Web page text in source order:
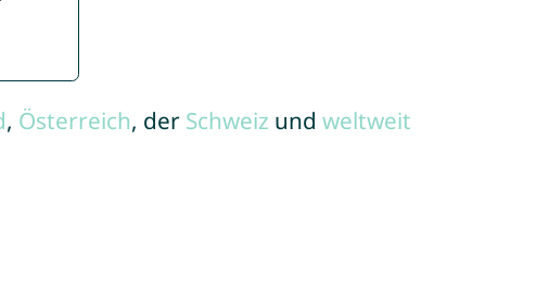
, Österreich, der Schweiz und weltweit